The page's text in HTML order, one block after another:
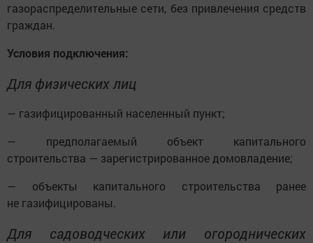
газораспределительные сети, без привлечения средств
граждан.
Условия подключения:
Для физических лиц
— газифицированный населенный пункт;
— предполагаемый объект капитального
строительства — зарегистрированное домовладение;
— объекты капитального строительства ранее
не газифицированы.
Для садоводческих или огороднических